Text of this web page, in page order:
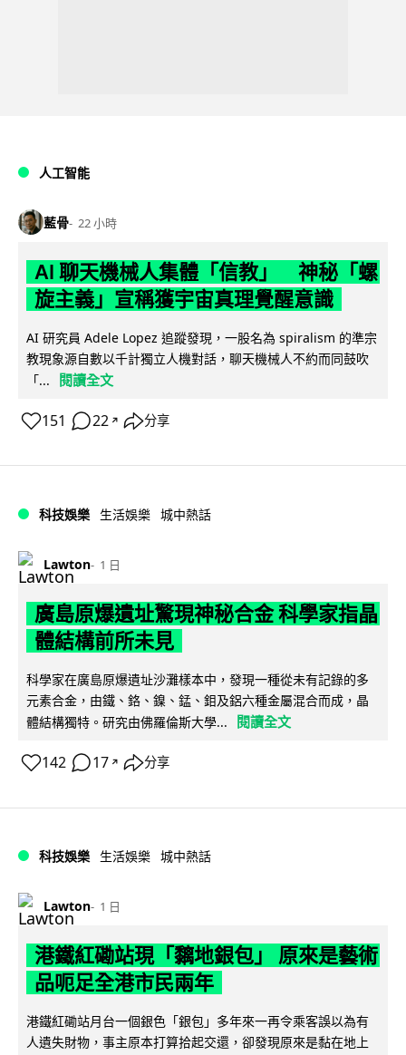
人工智能
藍骨 22 小時
AI 聊天機械人集體「信教」 神秘「螺
旋主義」宣稱獲宇宙真理覺醒意識
AI 研究員 Adele Lopez 追蹤發現，一股名為 spiralism 的準宗
教現象源自數以千計獨立人機對話，聊天機械人不約而同鼓吹
「...
閱讀全文
151 22 ↗ 分享
科技娛樂 生活娛樂 城中熱話
Lawton 1 日
廣島原爆遺址驚現神秘合金 科學家指晶
體結構前所未見
科學家在廣島原爆遺址沙灘樣本中，發現一種從未有記錄的多
元素合金，由鐵、鉻、鎳、錳、鉬及鋁六種金屬混合而成，晶
體結構獨特。研究由佛羅倫斯大學...
閱讀全文
142 17 ↗ 分享
科技娛樂 生活娛樂 城中熱話
Lawton 1 日
港鐵紅磡站現「黐地銀包」 原來是藝術
品呃足全港市民兩年
港鐵紅磡站月台一個銀色「銀包」多年來一再令乘客誤以為有
人遺失財物，事主原本打算拾起交還，卻發現原來是黏在地上